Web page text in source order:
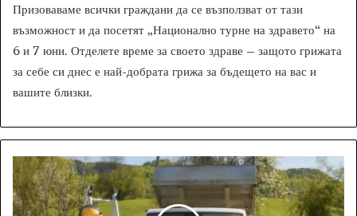
Призоваваме всички граждани да се възползват от тази
възможност и да посетят „Национално турне на здравето“ на
6 и 7 юни. Отделете време за своето здраве – защото грижата
за себе си днес е най-добрата грижа за бъдещето на вас и
вашите близки.